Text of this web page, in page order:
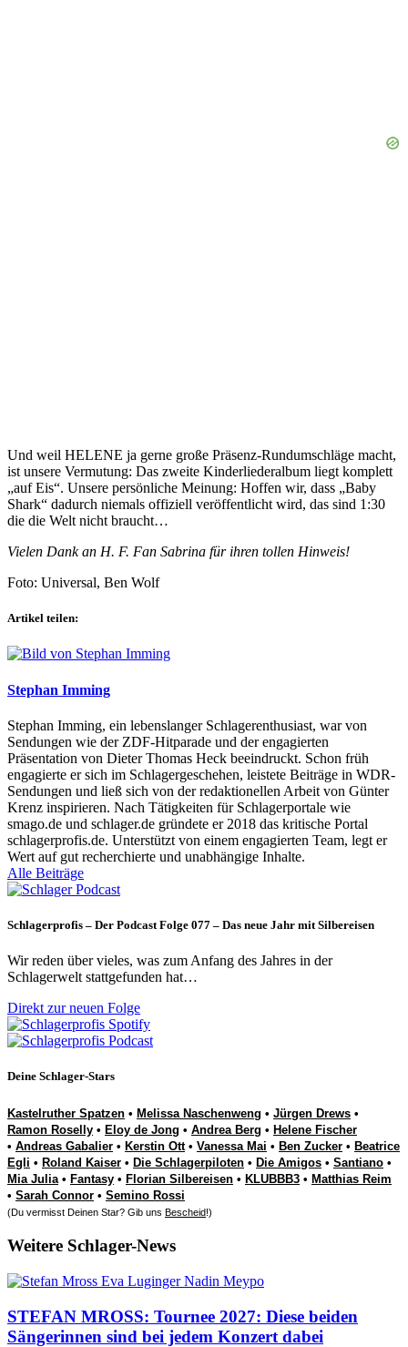
Und weil HELENE ja gerne große Präsenz-Rundumschläge macht,
ist unsere Vermutung: Das zweite Kinderliederalbum liegt komplett
„auf Eis“. Unsere persönliche Meinung: Hoffen wir, dass „Baby
Shark“ dadurch niemals offiziell veröffentlicht wird, das sind 1:30
die die Welt nicht braucht…
Vielen Dank an H. F. Fan Sabrina für ihren tollen Hinweis!
Foto: Universal, Ben Wolf
Artikel teilen:
Stephan Imming
Stephan Imming, ein lebenslanger Schlagerenthusiast, war von
Sendungen wie der ZDF-Hitparade und der engagierten
Präsentation von Dieter Thomas Heck beeindruckt. Schon früh
engagierte er sich im Schlagergeschehen, leistete Beiträge in WDR-
Sendungen und ließ sich von der redaktionellen Arbeit von Günter
Krenz inspirieren. Nach Tätigkeiten für Schlagerportale wie
smago.de und schlager.de gründete er 2018 das kritische Portal
schlagerprofis.de. Unterstützt von einem engagierten Team, legt er
Wert auf gut recherchierte und unabhängige Inhalte.
Alle Beiträge
Schlagerprofis – Der Podcast Folge 077 – Das neue Jahr mit Silbereisen
Wir reden über vieles, was zum Anfang des Jahres in der
Schlagerwelt stattgefunden hat…
Direkt zur neuen Folge
Deine Schlager-Stars
Kastelruther Spatzen • Melissa Naschenweng • Jürgen Drews •
Ramon Roselly • Eloy de Jong • Andrea Berg • Helene Fischer
• Andreas Gabalier • Kerstin Ott• Vanessa Mai • Ben Zucker • Beatrice
Egli • Roland Kaiser • Die Schlagerpiloten • Die Amigos • Santiano •
Mia Julia • Fantasy • Florian Silbereisen • KLUBBB3 • Matthias Reim
• Sarah Connor • Semino Rossi
(Du vermisst Deinen Star? Gib uns Bescheid!)
Weitere Schlager-News
STEFAN MROSS: Tournee 2027: Diese beiden
Sängerinnen sind bei jedem Konzert dabei